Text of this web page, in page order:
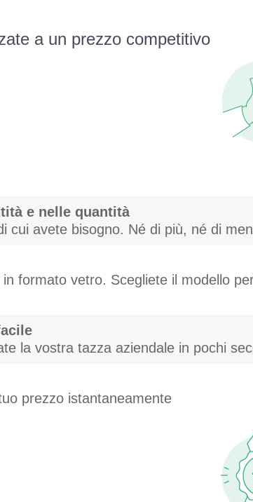
a un prezzo competitivo
e nelle quantità
cui avete bisogno. Né di più, né di
formato vetro. Scegliete il modello
la vostra tazza aziendale in pochi
prezzo istantaneamente